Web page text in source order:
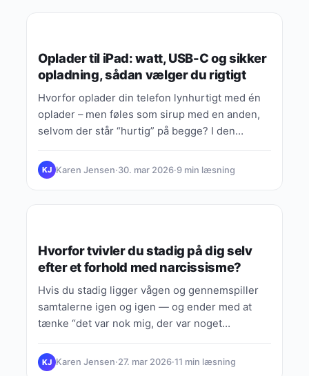
Oplader til iPad: watt, USB-C og sikker
opladning, sådan vælger du rigtigt
Hvorfor oplader din telefon lynhurtigt med én
oplader – men føles som sirup med en anden,
selvom der står “hurtig” på begge? I den…
KJ Karen Jensen·30. mar 2026·9 min læsning
Hvorfor tvivler du stadig på dig selv
efter et forhold med narcissisme?
Hvis du stadig ligger vågen og gennemspiller
samtalerne igen og igen — og ender med at
tænke “det var nok mig, der var noget…
KJ Karen Jensen·27. mar 2026·11 min læsning